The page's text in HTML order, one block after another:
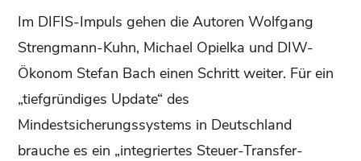
Im DIFIS-Impuls gehen die Autoren Wolfgang
Strengmann-Kuhn, Michael Opielka und DIW-
Ökonom Stefan Bach einen Schritt weiter. Für ein
„tiefgründiges Update“ des
Mindestsicherungssystems in Deutschland
brauche es ein „integriertes Steuer-Transfer-